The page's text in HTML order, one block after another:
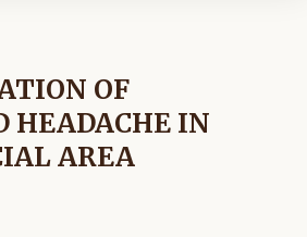
OF
HEADACHE IN
AREA